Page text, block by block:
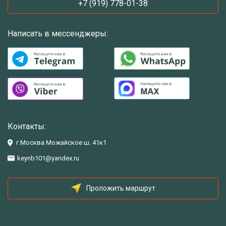
+7 (919) 778-01-38
Написать в мессенджеры:
Контакты:
г.Москва Можайское ш. 41к1
keynb101@yandex.ru
Проложить маршрут